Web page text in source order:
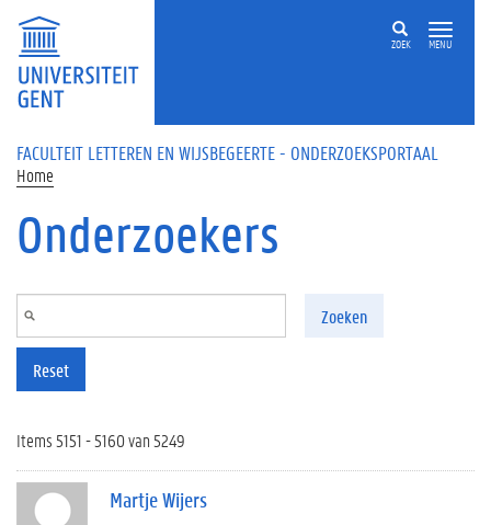
Overslaan en naar de inhoud gaan
ZOEK MENU
FACULTEIT LETTEREN EN WIJSBEGEERTE - ONDERZOEKSPORTAAL
Home
Onderzoekers
Zoeken
Reset
Items 5151 - 5160 van 5249
Martje Wijers